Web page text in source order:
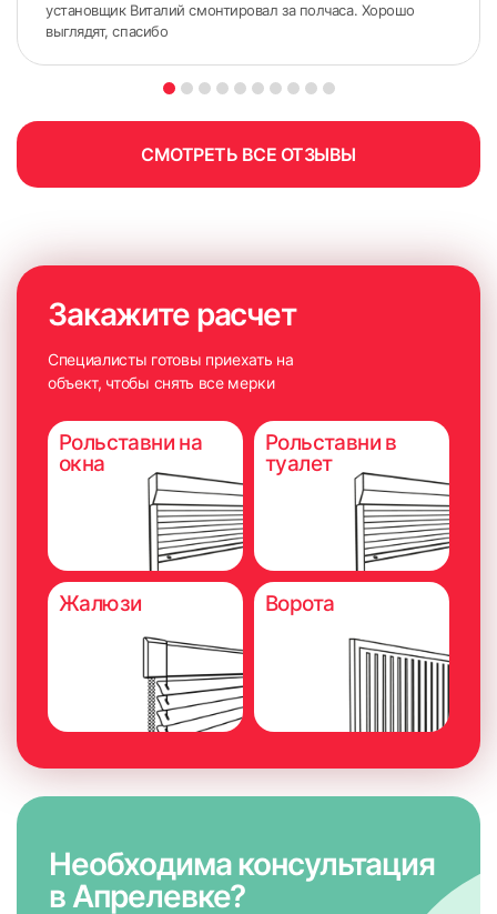
потолку (на саморезы)
установщик Виталий смонтировал за полчаса. Хорошо
выглядят, спасибо
СМОТРЕТЬ ВСЕ ОТЗЫВЫ
Закажите расчет
Специалисты готовы приехать на
объект, чтобы снять все мерки
Рольставни на
окна
Рольставни в
туалет
Жалюзи Ворота
Необходима консультация
в Апрелевке?